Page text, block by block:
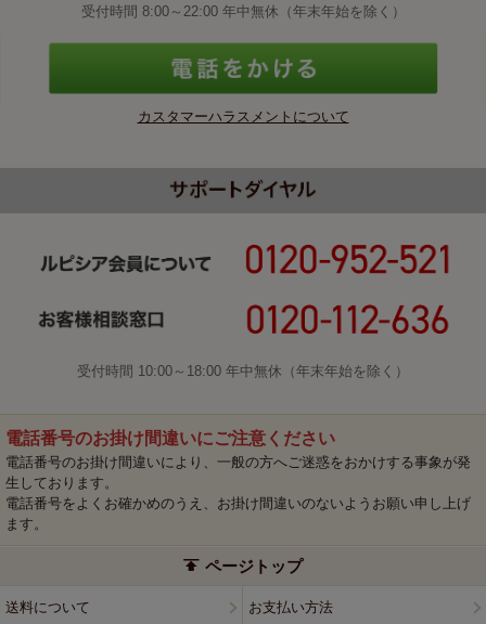
受付時間 8:00～22:00 年中無休（年末年始を除く）
カスタマーハラスメントについて
受付時間 10:00～18:00 年中無休（年末年始を除く）
電話番号のお掛け間違いにご注意ください
電話番号のお掛け間違いにより、一般の方へご迷惑をおかけする事象が発
生しております。
電話番号をよくお確かめのうえ、お掛け間違いのないようお願い申し上げ
ます。
ページトップ
送料について お支払い方法